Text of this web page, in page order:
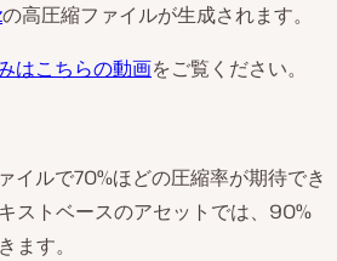
の高圧縮ファイルが生成されます。
はこちらの動画をご覧ください。
イルで70%ほどの圧縮率が期待でき
ストベースのアセットでは、90%
ます。